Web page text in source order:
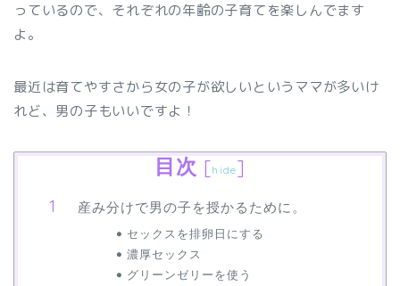
っているので、それぞれの年齢の子育てを楽しんでます
よ。
最近は育てやすさから女の子が欲しいというママが多いけ
れど、男の子もいいですよ！
目次 [hide]
産み分けで男の子を授かるために。
セックスを排卵日にする
濃厚セックス
グリーンゼリーを使う